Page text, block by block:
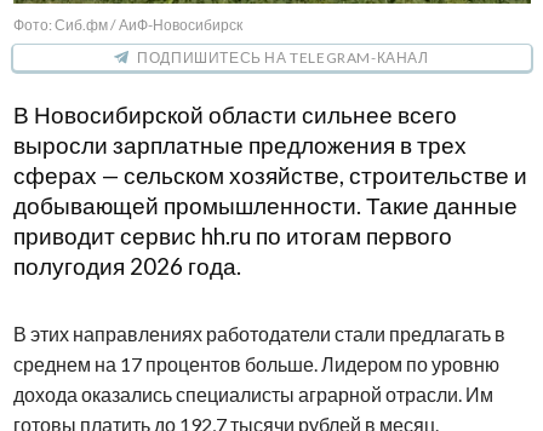
Фото: Сиб.фм / АиФ-Новосибирск
ПОДПИШИТЕСЬ НА TELEGRAM-КАНАЛ
В Новосибирской области сильнее всего
выросли зарплатные предложения в трех
сферах — сельском хозяйстве, строительстве и
добывающей промышленности. Такие данные
приводит сервис hh.ru по итогам первого
полугодия 2026 года.
В этих направлениях работодатели стали предлагать в
среднем на 17 процентов больше. Лидером по уровню
дохода оказались специалисты аграрной отрасли. Им
готовы платить до 192,7 тысячи рублей в месяц.